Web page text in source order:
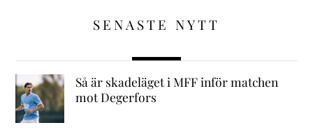
SENASTE NYTT
Så är skadeläget i MFF inför matchen
mot Degerfors